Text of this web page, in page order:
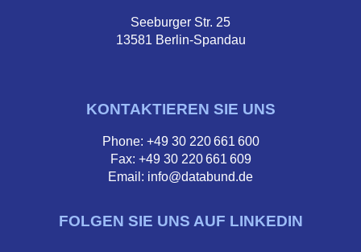
Seeburger Str. 25
13581 Berlin-Spandau
KONTAKTIEREN SIE UNS
Phone: +49 30 220 661 600
Fax: +49 30 220 661 609
Email: info@databund.de
FOLGEN SIE UNS AUF LINKEDIN